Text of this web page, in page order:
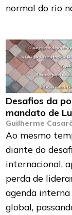
normal do rio
Desafios da
mandato de
Guilherme
Ao mesmo
diante do
internacional,
perda de
agenda interna
global,